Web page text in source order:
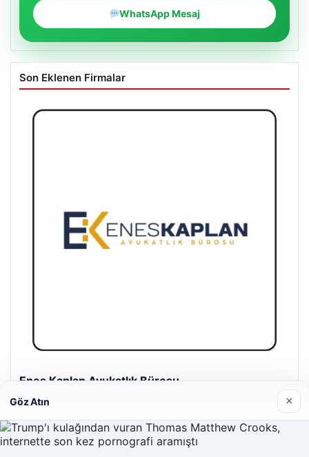
WhatsApp Mesaj
Son Eklenen Firmalar
Enes Kaplan Avukatlık Bürosu
28/04/2026
Göz Atın ×